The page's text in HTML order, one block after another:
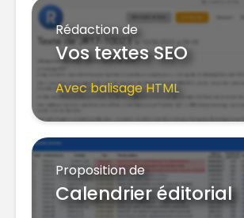
Rédaction de
Vos textes SEO
Avec balisage HTML
Proposition de
Calendrier éditorial